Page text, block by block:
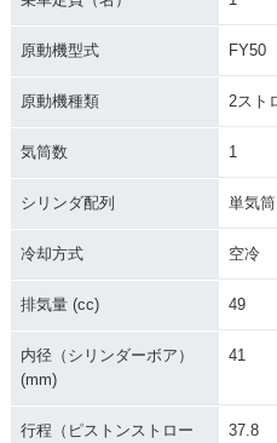
原動機型式 FY50
原動機種類 2スト
気筒数 1
シリンダ配列 単気筒
冷却方式 空冷
排気量 (cc) 49
内径（シリンダーボア）
(mm)
41
行程（ピストンストロー
37.8